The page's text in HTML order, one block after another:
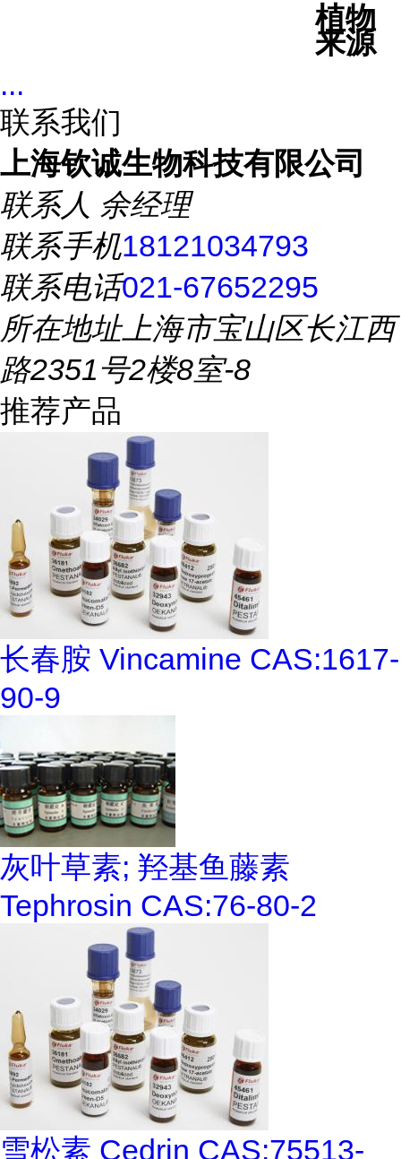
植物
来源
...
联系我们
上海钦诚生物科技有限公司
联系人 余经理
联系手机18121034793
联系电话021-67652295
所在地址上海市宝山区长江西
路2351号2楼8室-8
推荐产品
长春胺 Vincamine CAS:1617-
90-9
灰叶草素; 羟基鱼藤素
Tephrosin CAS:76-80-2
雪松素 Cedrin CAS:75513-